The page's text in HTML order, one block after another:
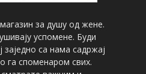
за душу од жене.
успомене. Буди
заједно са нама садржај
га споменаром свих.